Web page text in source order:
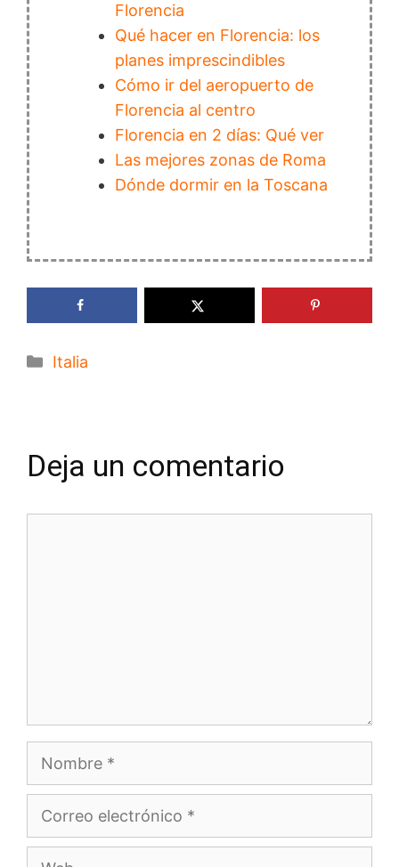
Florencia
Qué hacer en Florencia: los
planes imprescindibles
Cómo ir del aeropuerto de
Florencia al centro
Florencia en 2 días: Qué ver
Las mejores zonas de Roma
Dónde dormir en la Toscana
Categorías
Italia
Deja un comentario
Correo